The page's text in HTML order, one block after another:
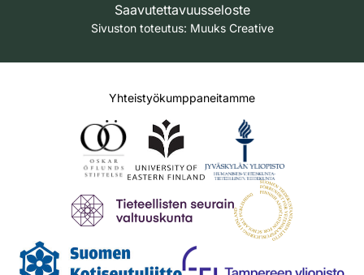
Saavutettavuusseloste
Sivuston toteutus: Muuks Creative
Yhteistyökumppaneitamme